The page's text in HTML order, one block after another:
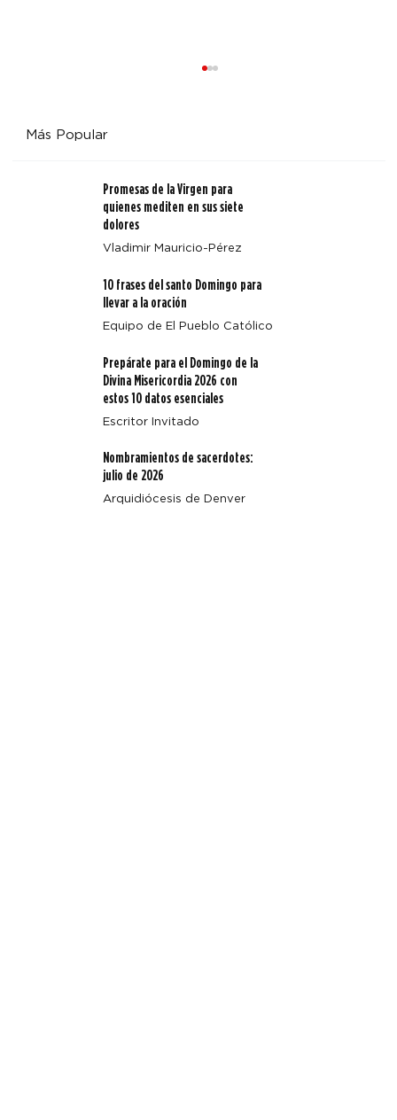
una reflexión sobre el arte de santa María Magdalena
Más Popular
Promesas de la Virgen para
quienes mediten en sus siete
dolores
Vladimir Mauricio-Pérez
10 frases del santo Domingo para
llevar a la oración
Equipo de El Pueblo Católico
Prepárate para el Domingo de la
Divina Misericordia 2026 con
estos 10 datos esenciales
Escritor Invitado
Nombramientos de sacerdotes:
julio de 2026
Arquidiócesis de Denver